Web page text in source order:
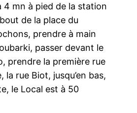
4 mn à pied de la station
de la place du
prendre à main
passer devant le
prendre la première rue
la rue Biot, jusqu’en bas,
le Local est à 50